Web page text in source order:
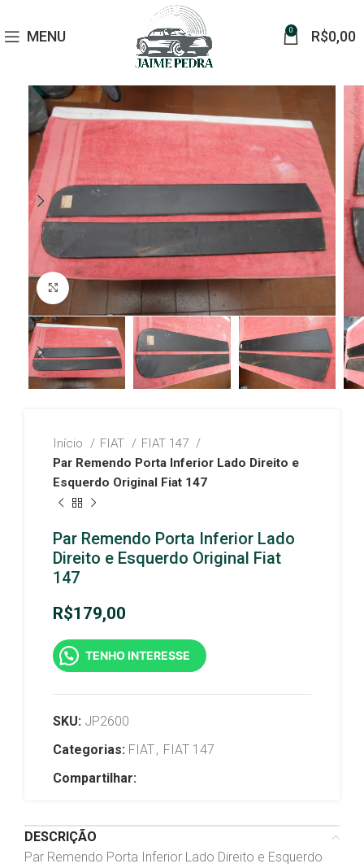
MENU 0 R$0,00
Click to enlarge
Início FIAT
FIAT 147
Par Remendo Porta Inferior Lado Direito e
Esquerdo Original Fiat 147
Par Remendo Porta Inferior Lado
Direito e Esquerdo Original Fiat
147
R$179,00
TENHO INTERESSE
SKU: JP2600
Categorias: FIAT, FIAT 147
Compartilhar:
DESCRIÇÃO
Par Remendo Porta Inferior Lado Direito e Esquerdo